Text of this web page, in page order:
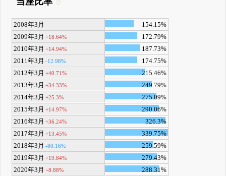
2008年3月
154.15%
2009年3月 +18.64%
172.79%
2010年3月 +14.94%
187.73%
2011年3月 -12.98%
174.75%
2012年3月 +40.71%
215.46%
2013年3月 +34.33%
249.79%
2014年3月 +25.3%
275.09%
2015年3月 +14.97%
290.06%
2016年3月 +36.24%
326.3%
2017年3月 +13.45%
339.75%
2018年3月 -80.16%
259.59%
2019年3月 +19.84%
279.43%
2020年3月 +8.88%
288.31%